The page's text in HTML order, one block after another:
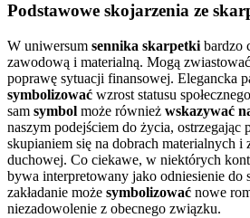
Podstawowe skojarzenia ze
W uniwersum sennika skarpetki bardzo
zawodową i materialną. Mogą
poprawę sytuacji finansowej. Elegancka
symbolizować wzrost statusu
sam symbol może również wskazywać
naszym podejściem do życia, ostrzegając
skupianiem się na dobrach materialnych i
duchowej. Co ciekawe, w niektórych
bywa interpretowany jako odniesienie do
zakładanie może symbolizować nowe
niezadowolenie z obecnego związku.